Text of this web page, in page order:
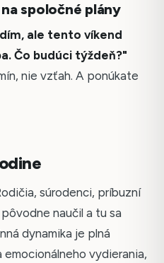
spoločné plány
ale tento víkend
Čo budúci týždeň?"
nie vzťah. A ponúkate
súrodenci, príbuzní
naučil a tu sa
dynamika je plná
vydierania,